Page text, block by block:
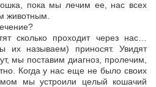
пока мы лечим ее, нас всех
животным.
сколько проходит через нас…
их называем) приносят. Увидят
мы поставим диагноз, пролечим,
Когда у нас еще не было своих
мы устроили целый кошачий